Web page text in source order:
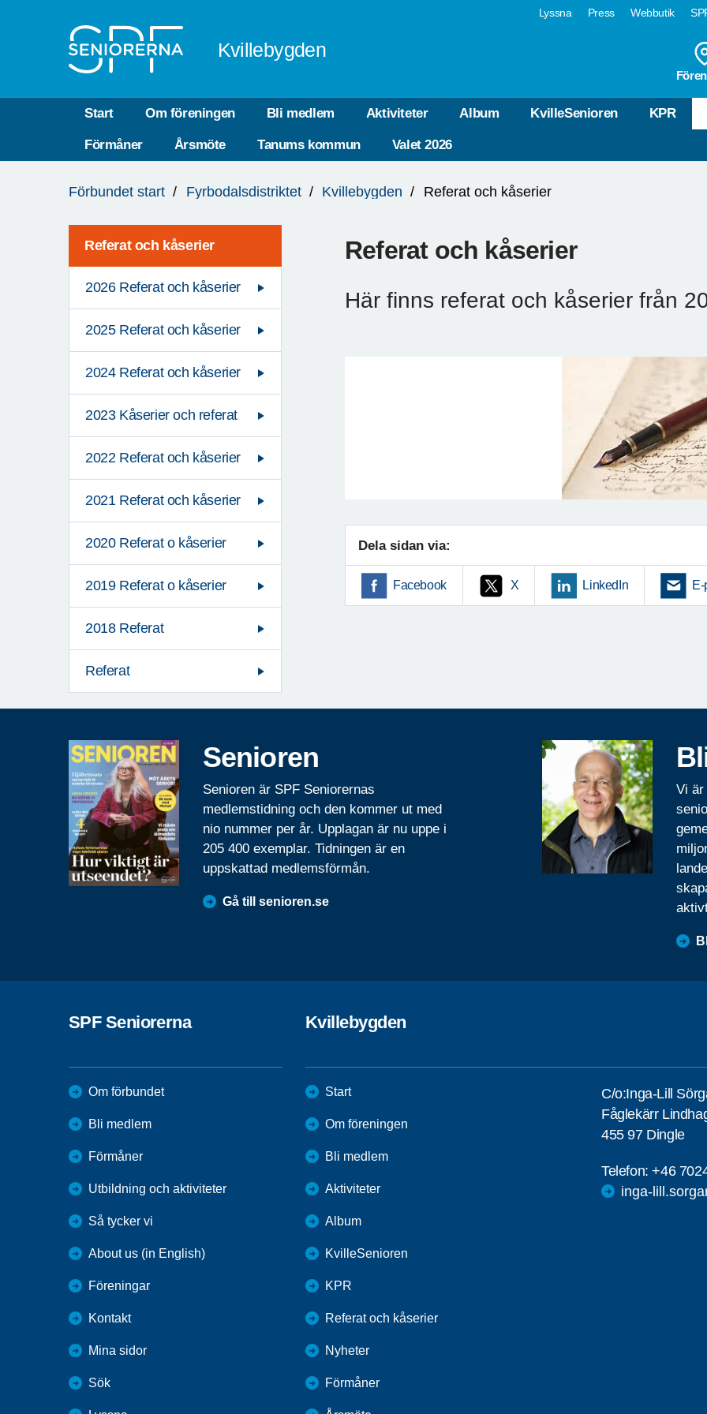
Lyssna Press Webbutik
Kvillebygden
Start Om föreningen Bli medlem Aktiviteter Album KvilleSenioren KPR
Förmåner Årsmöte Tanums kommun Valet 2026
är
Förbundet start Fyrbodalsdistriktet Kvillebygden Referat och kåserier
Referat och kåserier
2026 Referat och kåserier
2025 Referat och kåserier
2024 Referat och kåserier
2023 Kåserier och referat
2022 Referat och kåserier
2021 Referat och kåserier
2020 Referat o kåserier
2019 Referat o kåserier
2018 Referat
Referat
Referat och kåserier
Här finns referat och kåserier från
Dela sidan via:
Facebook X LinkedIn
Senioren
Senioren är SPF Seniorernas
medlemstidning och den kommer ut med
nio nummer per år. Upplagan är nu uppe i
205 400 exemplar. Tidningen är en
uppskattad medlemsförmån.
Gå till senioren.se
Vi är
SPF Seniorerna
Om förbundet
Bli medlem
Förmåner
Utbildning och aktiviteter
Så tycker vi
About us (in English)
Föreningar
Kontakt
Mina sidor
Sök
Kvillebygden
Start
Om föreningen
Bli medlem
Aktiviteter
Album
KvilleSenioren
KPR
Referat och kåserier
Nyheter
Förmåner
C/o:Inga-Lill
Fåglekärr
455 97 Dingle
Telefon:+46
inga-